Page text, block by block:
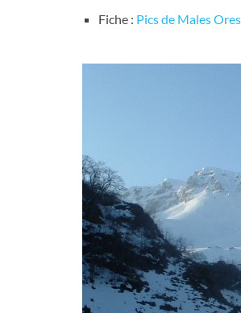
Fiche : Pics de Males Ores